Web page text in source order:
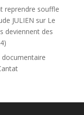
reprendre souffle
JULIEN sur Le
deviennent des
documentaire